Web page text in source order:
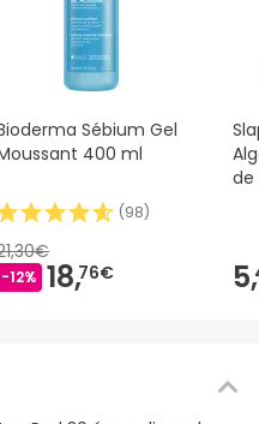
Sébium Gel
400 ml
(98)
-12% 18,76€
de
5,